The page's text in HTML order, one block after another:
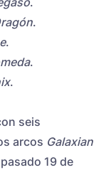
.
.
.
.
seis
arcos Galaxian
19 de